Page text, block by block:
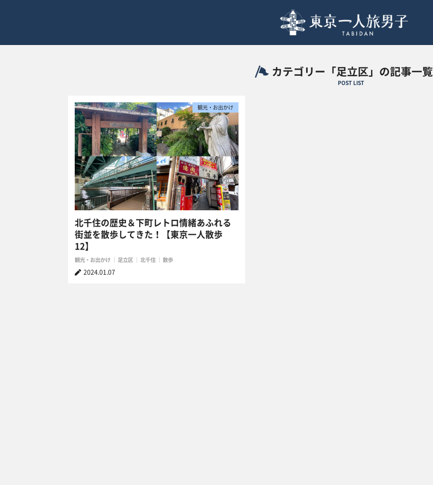
カテゴリー「足立区」の記事一覧
POST LIST
観光・お出かけ
北千住の歴史＆下町レトロ情緒あふれる
街並を散歩してきた！【東京一人散歩
12】
観光・お出かけ 足立区 北千住 散歩
2024.01.07